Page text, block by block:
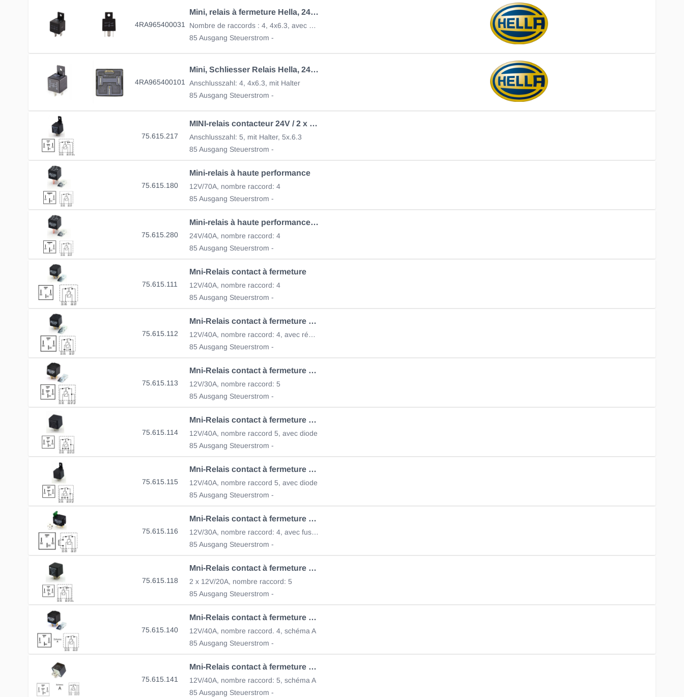
4RA965400031
Mini, relais à fermeture Hella, 24V / 20A
Nombre de raccords : 4, 4x6.3, avec support
85 Ausgang Steuerstrom -
4RA965400101
Mini, Schliesser Relais Hella, 24V / 20A 4RA965400101
Anschlusszahl: 4, 4x6.3, mit Halter
85 Ausgang Steuerstrom -
75.615.217
MINI-relais contacteur 24V / 2 x 10A
Anschlusszahl: 5, mit Halter, 5x.6.3
85 Ausgang Steuerstrom -
75.615.180
Mini-relais à haute performance
12V/70A, nombre raccord: 4
85 Ausgang Steuerstrom -
75.615.280
Mini-relais à haute performance 75.615.280
24V/40A, nombre raccord: 4
85 Ausgang Steuerstrom -
75.615.111
Mni-Relais contact à fermeture
12V/40A, nombre raccord: 4
85 Ausgang Steuerstrom -
75.615.112
Mni-Relais contact à fermeture 75.615.112
12V/40A, nombre raccord: 4, avec résistance
85 Ausgang Steuerstrom -
75.615.113
Mni-Relais contact à fermeture 75.615.113
12V/30A, nombre raccord: 5
85 Ausgang Steuerstrom -
75.615.114
Mni-Relais contact à fermeture 75.615.114
12V/40A, nombre raccord 5, avec diode
85 Ausgang Steuerstrom -
75.615.115
Mni-Relais contact à fermeture 75.615.115
12V/40A, nombre raccord 5, avec diode
85 Ausgang Steuerstrom -
75.615.116
Mni-Relais contact à fermeture 75.615.116
12V/30A, nombre raccord: 4, avec fusible
85 Ausgang Steuerstrom -
75.615.118
Mni-Relais contact à fermeture 75.615.118
2 x 12V/20A, nombre raccord: 5
85 Ausgang Steuerstrom -
75.615.140
Mni-Relais contact à fermeture 75.615.140
12V/40A, nombre raccord. 4, schéma A
85 Ausgang Steuerstrom -
75.615.141
Mni-Relais contact à fermeture 75.615.141
12V/40A, nombre raccord: 5, schéma A
85 Ausgang Steuerstrom -